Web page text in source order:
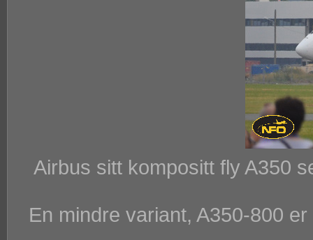
Airbus sitt kompositt fly A350
En mindre variant, A350-800